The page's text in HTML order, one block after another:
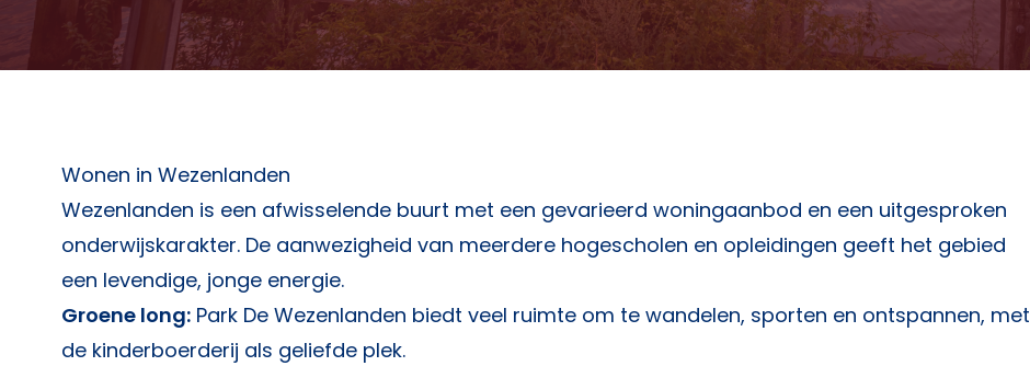
Wonen in Wezenlanden
Wezenlanden is een afwisselende buurt met een gevarieerd woningaanbod en een uitgesproken
onderwijskarakter. De aanwezigheid van meerdere hogescholen en opleidingen geeft het gebied
een levendige, jonge energie.
Groene long: Park De Wezenlanden biedt veel ruimte om te wandelen, sporten en ontspannen, met
de kinderboerderij als geliefde plek.